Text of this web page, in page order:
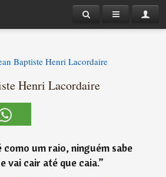
Baptiste Henri Lacordaire
Henri Lacordaire
como um raio, ninguém sabe
vai cair até que caia.”